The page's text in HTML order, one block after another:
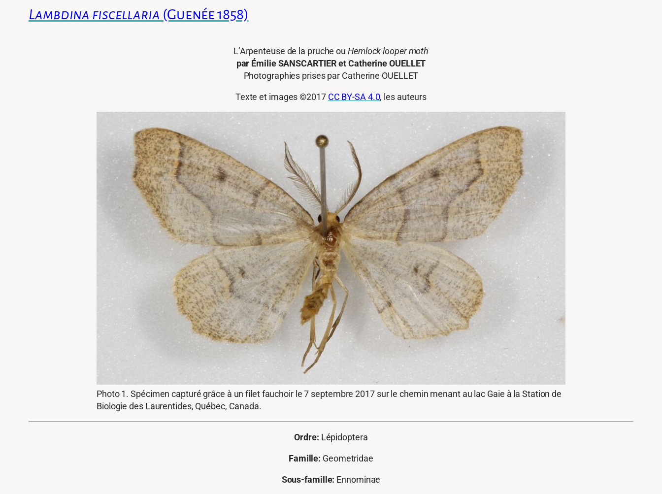
Lambdina fiscellaria (Guenée 1858)
L’Arpenteuse de la pruche ou Hemlock looper moth
par Émilie SANSCARTIER et Catherine OUELLET
Photographies prises par Catherine OUELLET
Texte et images ©2017 CC BY-SA 4.0, les auteurs
Photo 1. Spécimen capturé grâce à un filet fauchoir le 7 septembre 2017 sur le chemin menant au lac Gaie à la Station de
Biologie des Laurentides, Québec, Canada.
Ordre: Lépidoptera
Famille: Geometridae
Sous-famille: Ennominae